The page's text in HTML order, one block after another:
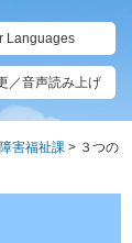
Languages
／音声読み上げ
障害福祉課 > ３つの